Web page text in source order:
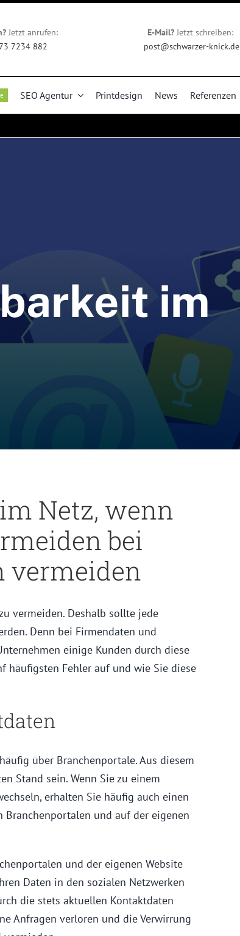
Jetzt anrufen:
7234 882
E-Mail?Jetzt schreiben:
post@schwarzer-knick.de
SEO Agentur Printdesign News Referenzen
im
Netz, wenn
bei
vermeiden
vermeiden. Deshalb sollte jede
Denn bei Firmendaten und
einige Kunden durch diese
häufigsten Fehler auf und wie Sie diese
über Branchenportale. Aus diesem
Stand sein. Wenn Sie zu einem
erhalten Sie häufig auch einen
Branchenportalen und auf der eigenen
und der eigenen Website
Daten in den sozialen Netzwerken
die stets aktuellen Kontaktdaten
Anfragen verloren und die Verwirrung